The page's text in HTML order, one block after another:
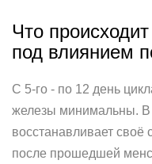
Что
под влиянием
С 5-го - по 12 день
железы минимальны. В
восстанавливает своё
после прошедшей